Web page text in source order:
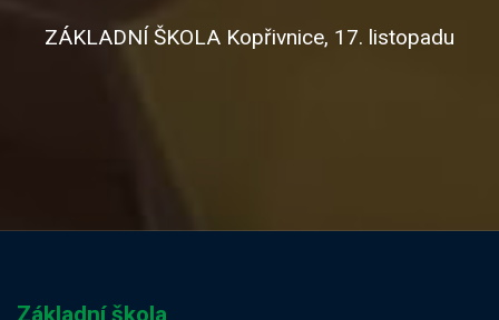
ZÁKLADNÍ ŠKOLA Kopřivnice, 17. listopadu
Základní škola